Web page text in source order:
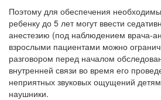
Поэтому для обеспечения
ребенку до 5 лет могут ввести
анестезию (под наблюдением врача-
взрослыми пациентами можно
разговором перед началом
внутренней связи во время его
неприятных звуковых ощущений
наушники.